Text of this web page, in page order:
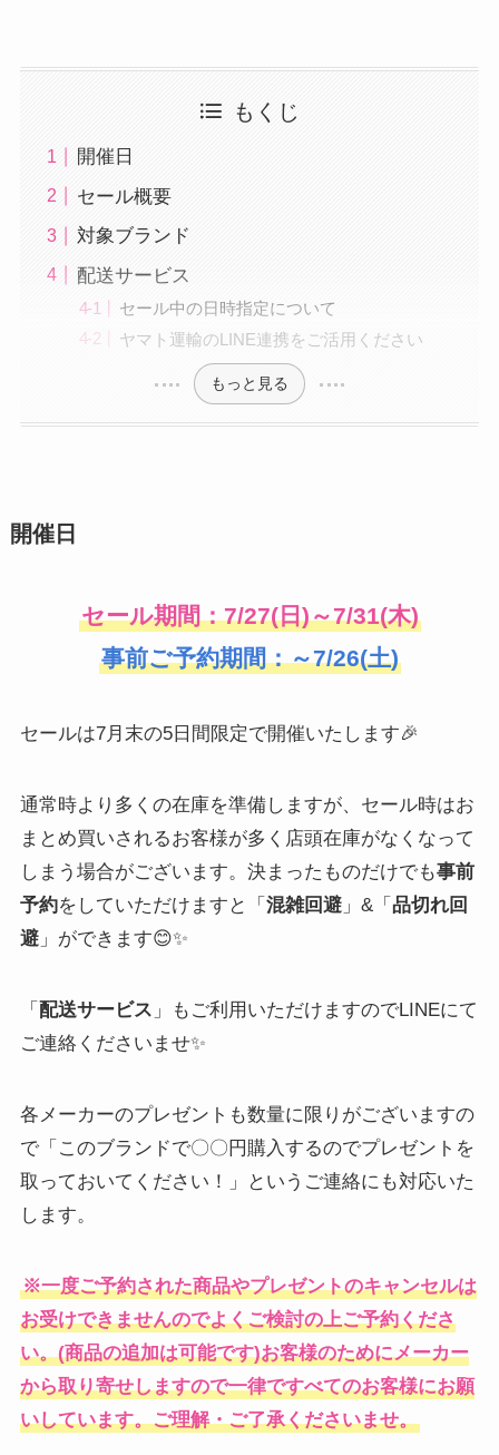
もくじ
開催日
セール概要
対象ブランド
配送サービス
セール中の日時指定について
ヤマト運輸のLINE連携をご活用ください
もっと見る
開催日
セール期間：7/27(日)～7/31(木)
事前ご予約期間：～7/26(土)
セールは7月末の5日間限定で開催いたします🎉
通常時より多くの在庫を準備しますが、セール時はお
まとめ買いされるお客様が多く店頭在庫がなくなって
しまう場合がございます。決まったものだけでも事前
予約をしていただけますと「 混雑回避」&「 品切れ回
避」ができます😊✨
「 配送サービス 」もご利用いただけますのでLINEにて
ご連絡くださいませ✨
各メーカーのプレゼントも数量に限りがございますの
で「このブランドで〇〇円購入するのでプレゼントを
取っておいてください！」というご連絡にも対応いた
します。
※一度ご予約された商品やプレゼントのキャンセルは
お受けできませんのでよくご検討の上ご予約くださ
い。(商品の追加は可能です)お客様のためにメーカー
から取り寄せしますので一律ですべてのお客様にお願
いしています。ご理解・ご了承くださいませ。